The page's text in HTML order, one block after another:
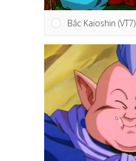
Bắc Kaioshin (VT7)